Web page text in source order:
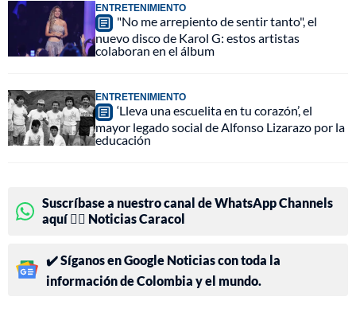
ENTRETENIMIENTO
"No me arrepiento de sentir tanto", el
nuevo disco de Karol G: estos artistas
colaboran en el álbum
ENTRETENIMIENTO
‘Lleva una escuelita en tu corazón’, el
mayor legado social de Alfonso Lizarazo por la
educación
Suscríbase a nuestro canal de WhatsApp Channels
aquí 👉🏻 Noticias Caracol
✔️ Síganos en Google Noticias con toda la
información de Colombia y el mundo.